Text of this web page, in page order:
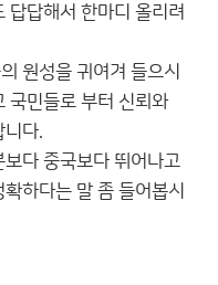
답답해서 한마디 올리려
원성을 귀여겨 들으시
국민들로 부터 신뢰와
니다.
다 중국보다 뛰어나고
하다는 말 좀 들어봅시